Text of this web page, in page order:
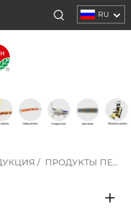
RU
/ ПРОДУКТЫ ПЕРВОЙ ПОМОЩИ